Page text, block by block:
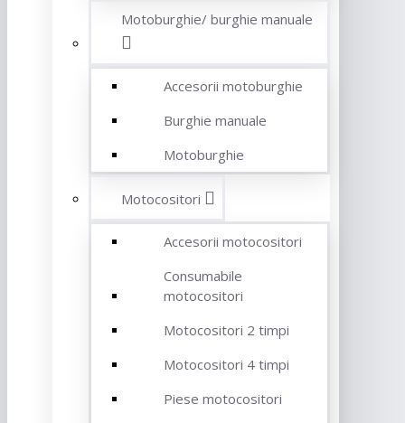
Motoburghie/ burghie manuale
Accesorii motoburghie
Burghie manuale
Motoburghie
Motocositori
Accesorii motocositori
Consumabile
motocositori
Motocositori 2 timpi
Motocositori 4 timpi
Piese motocositori